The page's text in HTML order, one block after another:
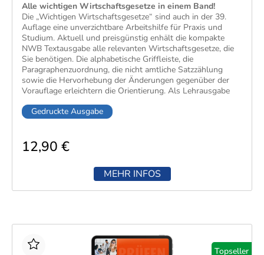
Alle wichtigen Wirtschaftsgesetze in einem Band!
Die „Wichtigen Wirtschaftsgesetze“ sind auch in der 39.
Auflage eine unverzichtbare Arbeitshilfe für Praxis und
Studium. Aktuell und preisgünstig​ enhält die kompakte
NWB Textausgabe alle relevanten Wirtschaftsgesetze, die
Sie benötigen. Die alphabetische Griffleiste, die
Paragraphenzuordnung, die nicht amtliche Satzzählung
sowie die Hervorhebung der Änderungen gegenüber der
Vorauflage erleichtern die Orientierung. Als Lehrausgabe
Prüfungsordnungen und eignet sich ideal zur
Prüfungsvorbereitung.​
Aktualisierungen im Internet inklusive!
Gedruckte Ausgabe
12,90 €
MEHR INFOS
Topseller